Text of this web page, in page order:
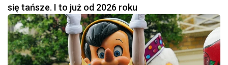
się tańsze. I to już od 2026 roku